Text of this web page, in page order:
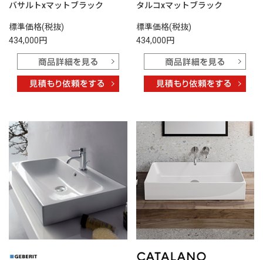
バサルトxマットブラック
標準価格(税抜)
434,000円
タルコxマットブラック
標準価格(税抜)
434,000円